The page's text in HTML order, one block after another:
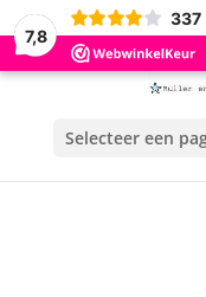
7,8
337
Selecteer een